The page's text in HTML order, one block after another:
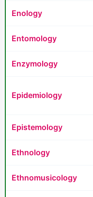
Enology
Entomology
Enzymology
Epidemiology
Epistemology
Ethnology
Ethnomusicology